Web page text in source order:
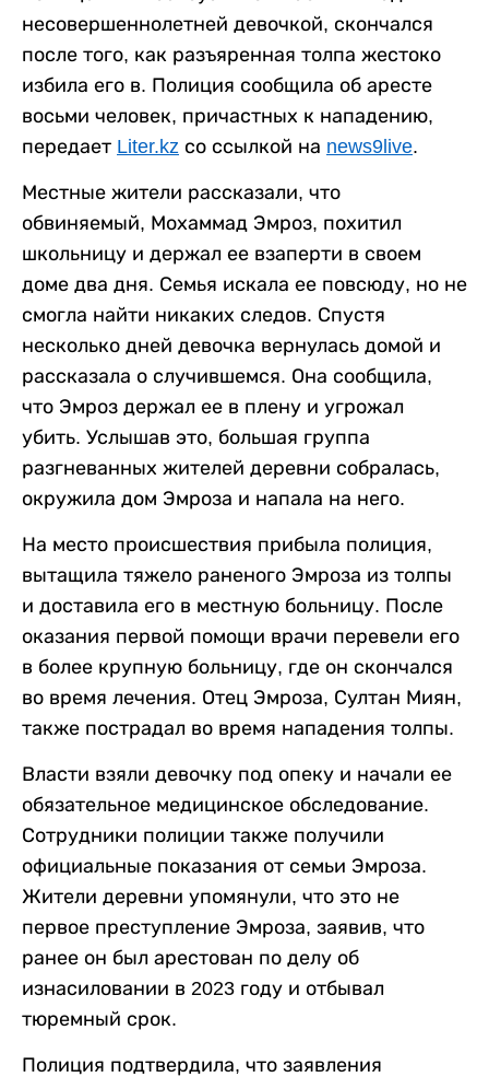
несовершеннолетней девочкой, скончался
после того, как разъяренная толпа жестоко
избила его в. Полиция сообщила об аресте
восьми человек, причастных к нападению,
передает Liter.kz со ссылкой на news9live.
Местные жители рассказали, что
обвиняемый, Мохаммад Эмроз, похитил
школьницу и держал ее взаперти в своем
доме два дня. Семья искала ее повсюду, но не
смогла найти никаких следов. Спустя
несколько дней девочка вернулась домой и
рассказала о случившемся. Она сообщила,
что Эмроз держал ее в плену и угрожал
убить. Услышав это, большая группа
разгневанных жителей деревни собралась,
окружила дом Эмроза и напала на него.
На место происшествия прибыла полиция,
вытащила тяжело раненого Эмроза из толпы
и доставила его в местную больницу. После
оказания первой помощи врачи перевели его
в более крупную больницу, где он скончался
во время лечения. Отец Эмроза, Султан Миян,
также пострадал во время нападения толпы.
Власти взяли девочку под опеку и начали ее
обязательное медицинское обследование.
Сотрудники полиции также получили
официальные показания от семьи Эмроза.
Жители деревни упомянули, что это не
первое преступление Эмроза, заявив, что
ранее он был арестован по делу об
изнасиловании в 2023 году и отбывал
тюремный срок.
Полиция подтвердила, что заявления